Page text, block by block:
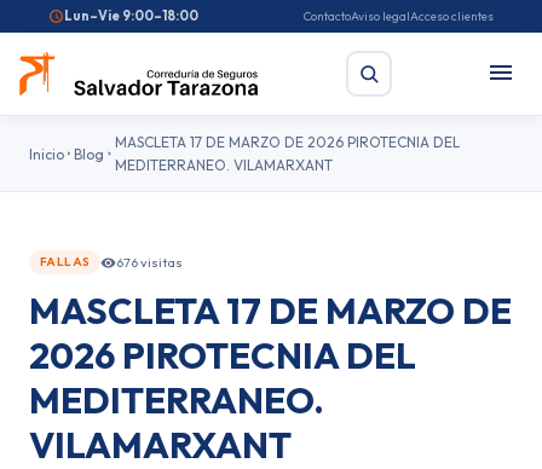
Lun–Vie 9:00–18:00 ContactoAviso legalAcceso clientes
Seguro de salud
Pirotecnia Feriantes Fallas
Inicio Blog
MASCLETA 17 DE MARZO DE 2026 PIROTECNIA DEL
MEDITERRANEO. VILAMARXANT
FALLAS 676 visitas
MASCLETA 17 DE MARZO DE
2026 PIROTECNIA DEL
MEDITERRANEO.
VILAMARXANT